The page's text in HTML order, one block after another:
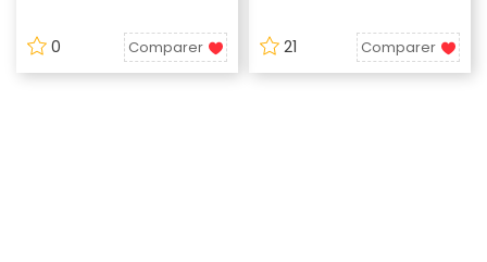
0 Comparer 21 Comparer